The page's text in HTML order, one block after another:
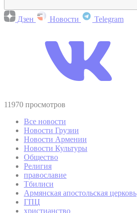
Дзен Новости Telegram
11970 просмотров
Все новости
Новости Грузии
Новости Армении
Новости Культуры
Общество
Религия
православие
Тбилиси
Армянская апостольская церковь
ГПЦ
христианство